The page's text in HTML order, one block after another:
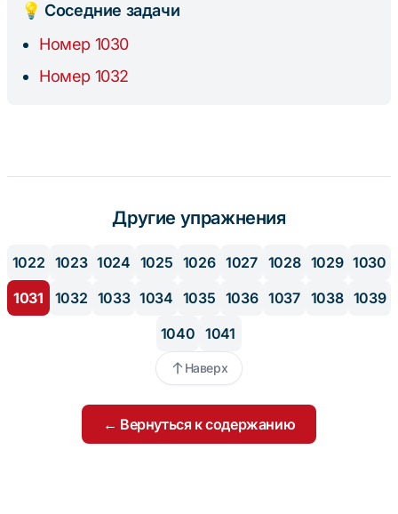
💡 Соседние задачи
Номер 1030
Номер 1032
Другие упражнения
1022 1023 1024 1025 1026 1027 1028 1029 1030
1031
1032 1033 1034 1035 1036 1037 1038 1039
1040
1041
Наверх
← Вернуться к содержанию